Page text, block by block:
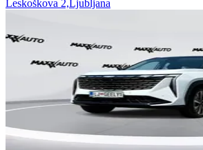
Leskoškova 2,Ljubljana